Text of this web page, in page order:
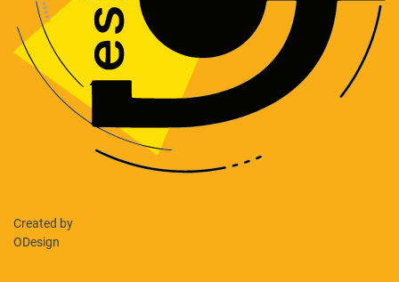
Created by
ODesign